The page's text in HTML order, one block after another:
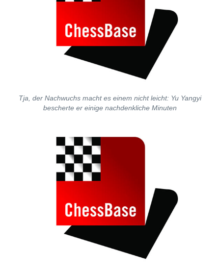
Tja, der Nachwuchs macht es einem nicht leicht: Yu Yangyi
bescherte er einige nachdenkliche Minuten